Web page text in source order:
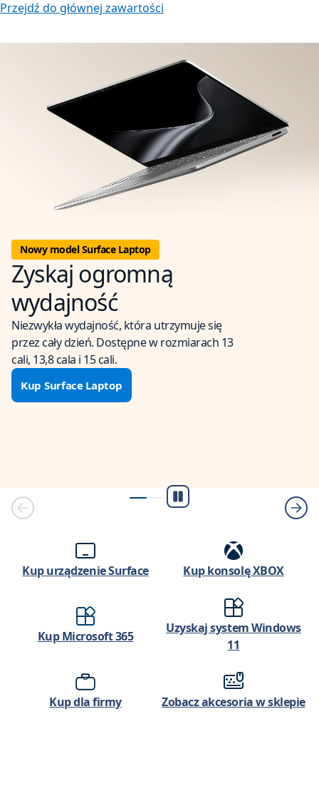
Przejdź do głównej zawartości
Nowy model Surface Laptop
Zyskaj ogromną
wydajność
Niezwykła wydajność, która utrzymuje się
przez cały dzień. Dostępne w rozmiarach 13
cali, 13,8 cala i 15 cali.
Kup Surface Laptop
Reproduzir/Pausa
Kup urządzenie Surface Kup konsolę XBOX
Kup Microsoft 365
Uzyskaj system Windows
11
Kup dla firmy Zobacz akcesoria w sklepie